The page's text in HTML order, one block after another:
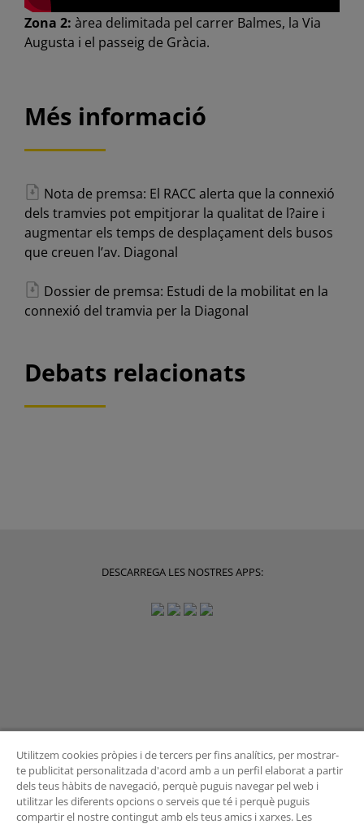
Zona 2: àrea delimitada pel carrer Balmes, la Via
Augusta i el passeig de Gràcia.
Més informació
Nota de premsa: El RACC alerta que la connexió
dels tramvies pot empitjorar la qualitat de l?aire i
augmentar els temps de desplaçament dels busos
que creuen l’av. Diagonal
Dossier de premsa: Estudi de la mobilitat en la
connexió del tramvia per la Diagonal
Debats relacionats
DESCARREGA LES NOSTRES APPS:
BUTLLETÍ
Utilitzem cookies pròpies i de tercers per fins analítics, per mostrar-
te publicitat personalitzada d'acord amb a un perfil elaborat a partir
dels teus hàbits de navegació, perquè puguis navegar pel web i
utilitzar les diferents opcions o serveis que té i perquè puguis
compartir el nostre contingut amb els teus amics i xarxes. Les